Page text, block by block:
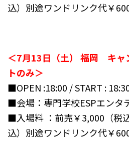
込）別途ワンドリンク代￥
＜7月13日（土） 福岡 キ
トのみ＞
■OPEN :18:00 / START :
■会場：専門学校ESPエンタ
■入場料 ：前売￥3,000（税
込）別途ワンドリンク代￥